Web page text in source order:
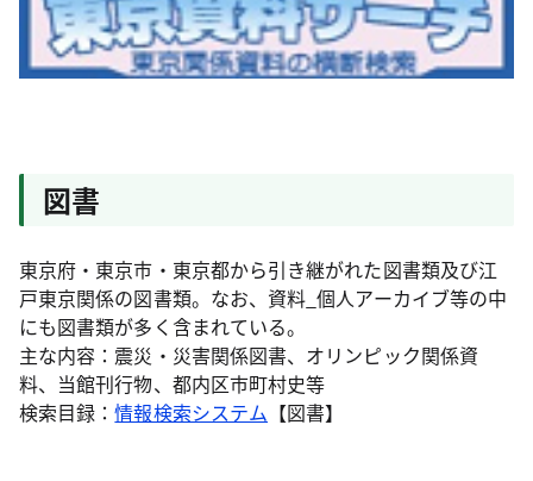
図書
東京府・東京市・東京都から引き継がれた図書類及び江
戸東京関係の図書類。なお、資料_個人アーカイブ等の中
にも図書類が多く含まれている。
主な内容：震災・災害関係図書、オリンピック関係資
料、当館刊行物、都内区市町村史等
検索目録：情報検索システム 【図書】